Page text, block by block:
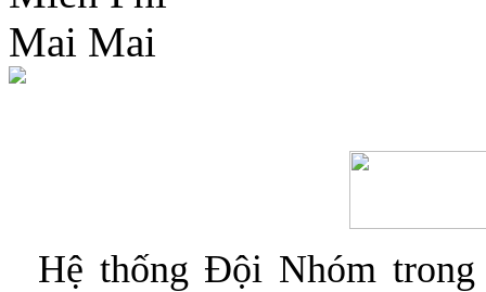
Hệ thống Đội Nhóm